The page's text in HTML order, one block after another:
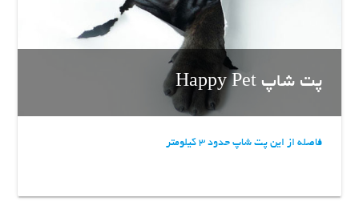
پت شاپ Happy Pet
فاصله از این پت شاپ حدود 3 کیلومتر